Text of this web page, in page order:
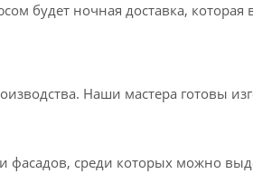
будет ночная доставка, которая
Наши мастера готовы
среди которых можно